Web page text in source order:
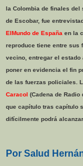
la Colombia de finales del
de Escobar, fue
ElMundo de España en la
reproduce tiene entre sus
vecino, entregar el estado
poner en evidencia el fin
de las fuerzas policiales.
Caracol (Cadena de
que capítulo tras capítulo
difícilmente podrá
Por Salud